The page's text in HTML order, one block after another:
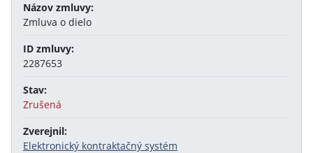
Názov zmluvy:
Zmluva o dielo
ID zmluvy:
2287653
Stav:
Zrušená
Zverejnil:
Elektronický kontraktačný systém